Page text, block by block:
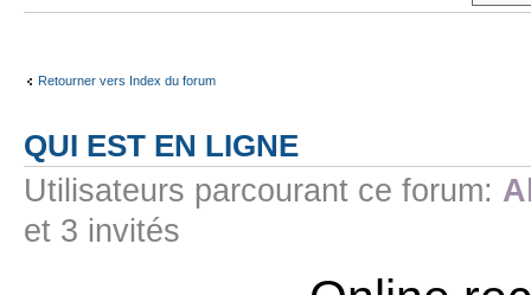
Retourner vers Index du forum
QUI EST EN LIGNE
Utilisateurs parcourant ce forum:
et 3 invités